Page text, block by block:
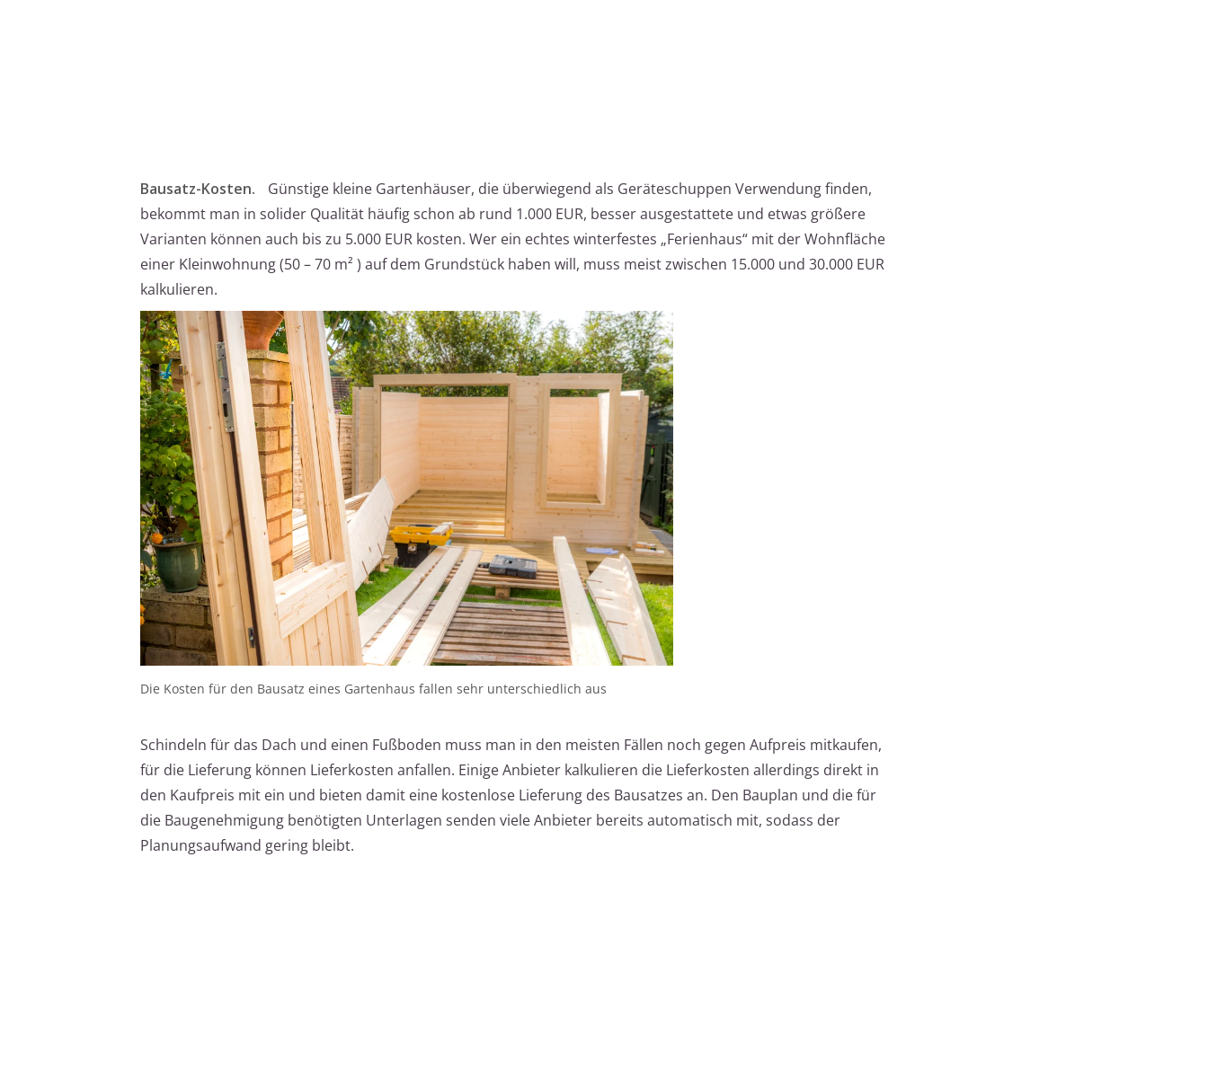
Bausatz-Kosten.
Günstige kleine Gartenhäuser, die überwiegend als Geräteschuppen Verwendung finden,
bekommt man in solider Qualität häufig schon ab rund 1.000 EUR, besser ausgestattete und etwas größere
Varianten können auch bis zu 5.000 EUR kosten. Wer ein echtes winterfestes „Ferienhaus“ mit der Wohnfläche
einer Kleinwohnung (50 – 70 m² ) auf dem Grundstück haben will, muss meist zwischen 15.000 und 30.000 EUR
kalkulieren.
Die Kosten für den Bausatz eines Gartenhaus fallen sehr unterschiedlich aus
Schindeln für das Dach und einen Fußboden muss man in den meisten Fällen noch gegen Aufpreis mitkaufen,
für die Lieferung können Lieferkosten anfallen. Einige Anbieter kalkulieren die Lieferkosten allerdings direkt in
den Kaufpreis mit ein und bieten damit eine kostenlose Lieferung des Bausatzes an. Den Bauplan und die für
die Baugenehmigung benötigten Unterlagen senden viele Anbieter bereits automatisch mit, sodass der
Planungsaufwand gering bleibt.